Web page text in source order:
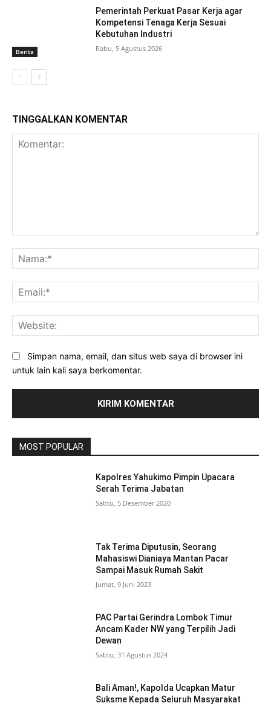
Berita
Pemerintah Perkuat Pasar Kerja agar
Kompetensi Tenaga Kerja Sesuai
Kebutuhan Industri
Rabu, 5 Agustus 2026
TINGGALKAN KOMENTAR
Simpan nama, email, dan situs web saya di browser ini
untuk lain kali saya berkomentar.
MOST POPULAR
Kapolres Yahukimo Pimpin Upacara
Serah Terima Jabatan
Sabtu, 5 Desember 2020
Tak Terima Diputusin, Seorang
Mahasiswi Dianiaya Mantan Pacar
Sampai Masuk Rumah Sakit
Jumat, 9 Juni 2023
PAC Partai Gerindra Lombok Timur
Ancam Kader NW yang Terpilih Jadi
Dewan
Sabtu, 31 Agustus 2024
Bali Aman!, Kapolda Ucapkan Matur
Suksme Kepada Seluruh Masyarakat